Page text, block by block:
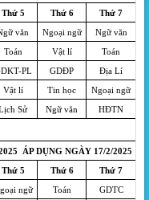
Thứ 5 Thứ 6 Thứ 7
văn Ngoại ngữ
Ngữ văn
Toán Vật lí
Toán
PL GDĐP
Địa Lí
Vật lí Tin học
Ngoại ngữ
Sử Ngữ văn HĐTN
ÁP DỤNG NGÀY 17/2/2025
Thứ 5 Thứ 6 Thứ 7
ngữ Toán
GDTC